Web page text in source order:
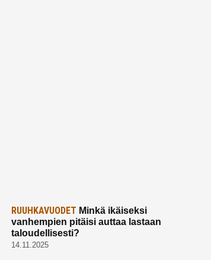
RUUHKAVUODET Minkä ikäiseksi
vanhempien pitäisi auttaa lastaan
taloudellisesti?
14.11.2025